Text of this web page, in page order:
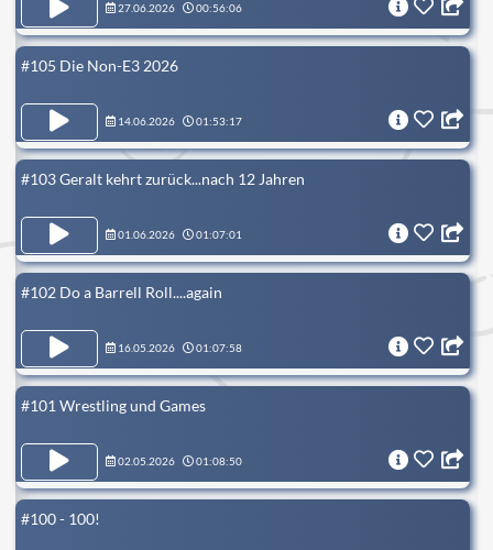
27.06.2026 00:56:06
#105 Die Non-E3 2026
14.06.2026 01:53:17
#103 Geralt kehrt zurück...nach 12 Jahren
01.06.2026 01:07:01
#102 Do a Barrell Roll....again
16.05.2026 01:07:58
#101 Wrestling und Games
02.05.2026 01:08:50
#100 - 100!